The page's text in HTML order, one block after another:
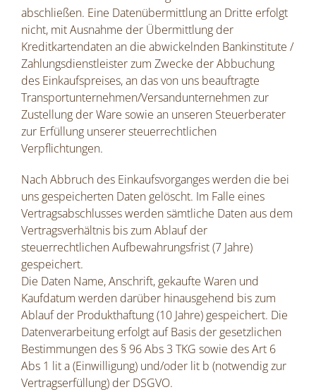
abschließen. Eine Datenübermittlung an Dritte erfolgt
nicht, mit Ausnahme der Übermittlung der
Kreditkartendaten an die abwickelnden Bankinstitute /
Zahlungsdienstleister zum Zwecke der Abbuchung
des Einkaufspreises, an das von uns beauftragte
Transportunternehmen/Versandunternehmen zur
Zustellung der Ware sowie an unseren Steuerberater
zur Erfüllung unserer steuerrechtlichen
Verpflichtungen.
Nach Abbruch des Einkaufsvorganges werden die bei
uns gespeicherten Daten gelöscht. Im Falle eines
Vertragsabschlusses werden sämtliche Daten aus dem
Vertragsverhältnis bis zum Ablauf der
steuerrechtlichen Aufbewahrungsfrist (7 Jahre)
gespeichert.
Die Daten Name, Anschrift, gekaufte Waren und
Kaufdatum werden darüber hinausgehend bis zum
Ablauf der Produkthaftung (10 Jahre) gespeichert. Die
Datenverarbeitung erfolgt auf Basis der gesetzlichen
Bestimmungen des § 96 Abs 3 TKG sowie des Art 6
Abs 1 lit a (Einwilligung) und/oder lit b (notwendig zur
Vertragserfüllung) der DSGVO.